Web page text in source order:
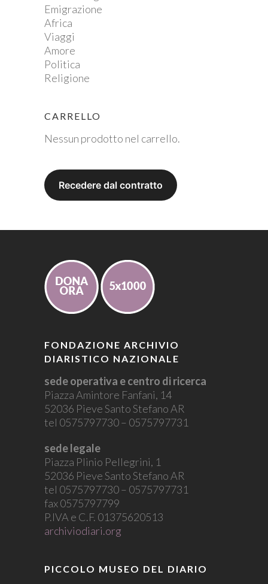
Emigrazione
Africa
Viaggi
Amore
Politica
Religione
CARRELLO
Nessun prodotto nel carrello.
FONDAZIONE ARCHIVIO
DIARISTICO NAZIONALE
sede operativa e centro di ricerca
Piazza Amintore Fanfani, 14
52036 Pieve Santo Stefano AR
tel 0575797730 – 0575797731
sede legale
Piazza Plinio Pellegrini, 1
52036 Pieve Santo Stefano AR
tel 0575797730 – 0575797731
fax 0575797799
P.IVA e C.F. 01375620513
archiviodiari.org
PICCOLO MUSEO DEL DIARIO